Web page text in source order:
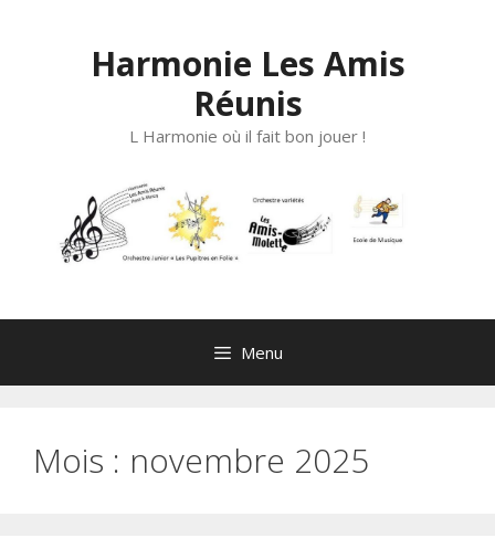
Harmonie Les Amis
Réunis
L Harmonie où il fait bon jouer !
Menu
Mois : novembre 2025